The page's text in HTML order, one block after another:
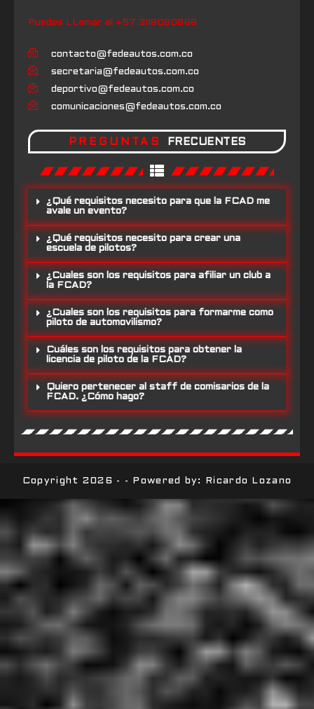
Puedes LLamar al +57 3118080868
contacto@fedeautos.com.co
secretaria@fedeautos.com.co
deportivo@fedeautos.com.co
comunicaciones@fedeautos.com.co
PREGUNTAS FRECUENTES
¿Qué requisitos necesito para que la FCAD me
avale un evento?
¿Qué requisitos necesito para crear una
escuela de pilotos?
¿Cuales son los requisitos para afiliar un club a
la FCAD?
¿Cuales son los requisitos para formarme como
piloto de automovilismo?
Cuáles son los requisitos para obtener la
licencia de piloto de la FCAD?
Quiero pertenecer al staff de comisarios de la
FCAD. ¿Cómo hago?
Copyright 2026 - - Powered by: Ricardo Lozano